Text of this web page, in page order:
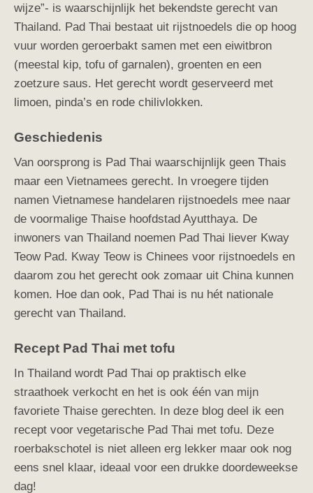
wijze”- is waarschijnlijk het bekendste gerecht van
Thailand. Pad Thai bestaat uit rijstnoedels die op hoog
vuur worden geroerbakt samen met een eiwitbron
(meestal kip, tofu of garnalen), groenten en een
zoetzure saus. Het gerecht wordt geserveerd met
limoen, pinda’s en rode chilivlokken.
Geschiedenis
Van oorsprong is Pad Thai waarschijnlijk geen Thais
maar een Vietnamees gerecht. In vroegere tijden
namen Vietnamese handelaren rijstnoedels mee naar
de voormalige Thaise hoofdstad Ayutthaya. De
inwoners van Thailand noemen Pad Thai liever Kway
Teow Pad. Kway Teow is Chinees voor rijstnoedels en
daarom zou het gerecht ook zomaar uit China kunnen
komen. Hoe dan ook, Pad Thai is nu hét nationale
gerecht van Thailand.
Recept Pad Thai met tofu
In Thailand wordt Pad Thai op praktisch elke
straathoek verkocht en het is ook één van mijn
favoriete Thaise gerechten. In deze blog deel ik een
recept voor vegetarische Pad Thai met tofu. Deze
roerbakschotel is niet alleen erg lekker maar ook nog
eens snel klaar, ideaal voor een drukke doordeweekse
dag!